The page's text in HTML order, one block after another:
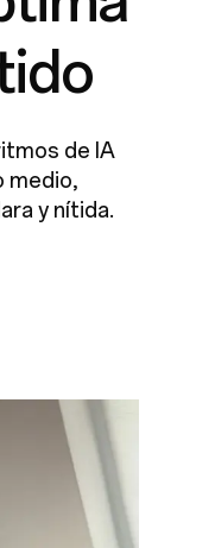
de IA
medio,
y nítida.